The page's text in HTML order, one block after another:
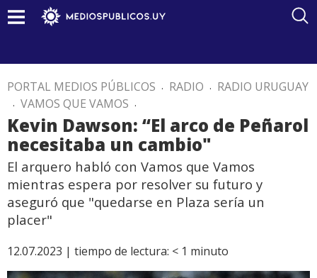
PORTAL MEDIOS PÚBLICOS . RADIO . RADIO URUGUAY
. VAMOS QUE VAMOS .
Kevin Dawson: “El arco de Peñarol
necesitaba un cambio"
El arquero habló con Vamos que Vamos
mientras espera por resolver su futuro y
aseguró que "quedarse en Plaza sería un
placer"
12.07.2023 | tiempo de lectura: < 1 minuto